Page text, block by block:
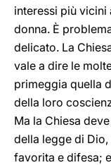
interessi più vicini
donna. È
delicato. La
vale a dire le
primeggia quella
della loro
Ma la Chiesa
della legge di
favorita e difesa;